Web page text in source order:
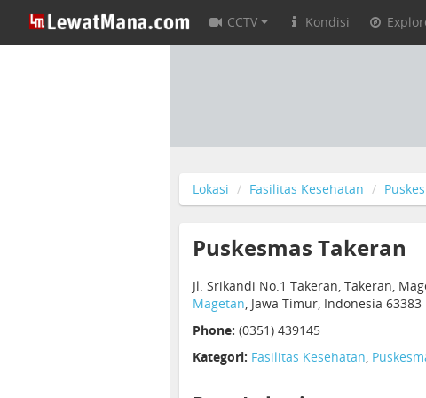
CCTV Kondisi
Lokasi Fasilitas Kesehatan
Puskesmas Takeran
Jl. Srikandi No.1 Takeran, Takeran,
Magetan, Jawa Timur, Indonesia 63383
Phone: (0351) 439145
Kategori: Fasilitas Kesehatan,